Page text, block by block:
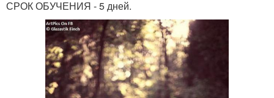
СРОК ОБУЧЕНИЯ - 5 дней.